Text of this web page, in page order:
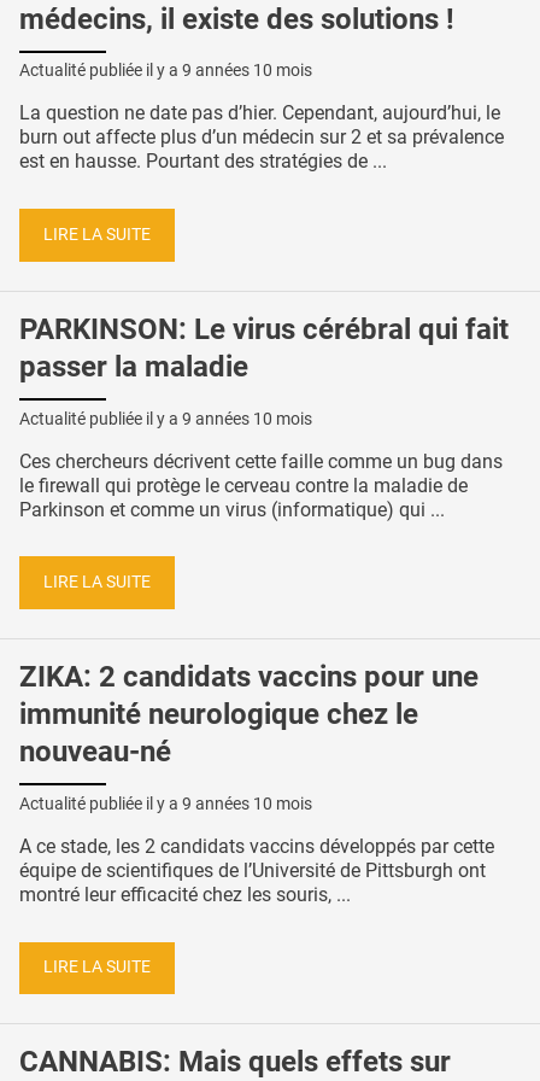
médecins, il existe des solutions !
Actualité publiée il y a 9 années 10 mois
La question ne date pas d’hier. Cependant, aujourd’hui, le
burn out affecte plus d’un médecin sur 2 et sa prévalence
est en hausse. Pourtant des stratégies de ...
LIRE LA SUITE
PARKINSON: Le virus cérébral qui fait
passer la maladie
Actualité publiée il y a 9 années 10 mois
Ces chercheurs décrivent cette faille comme un bug dans
le firewall qui protège le cerveau contre la maladie de
Parkinson et comme un virus (informatique) qui ...
LIRE LA SUITE
ZIKA: 2 candidats vaccins pour une
immunité neurologique chez le
nouveau-né
Actualité publiée il y a 9 années 10 mois
A ce stade, les 2 candidats vaccins développés par cette
équipe de scientifiques de l’Université de Pittsburgh ont
montré leur efficacité chez les souris, ...
LIRE LA SUITE
CANNABIS: Mais quels effets sur